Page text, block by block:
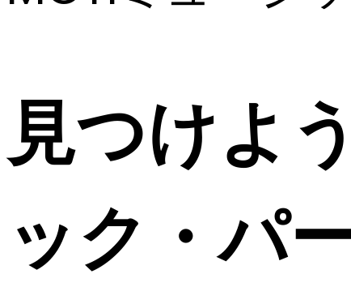
見つけよ
ック・パ